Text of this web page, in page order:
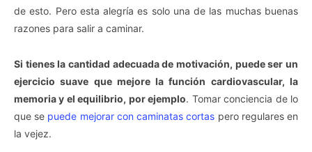
de esto. Pero esta alegría es solo una de las muchas buenas
razones para salir a caminar.
Si tienes la cantidad adecuada de motivación, puede ser un
ejercicio suave que mejore la función cardiovascular, la
memoria y el equilibrio, por ejemplo. Tomar conciencia de lo
que se puede mejorar con caminatas cortas pero regulares en
la vejez.